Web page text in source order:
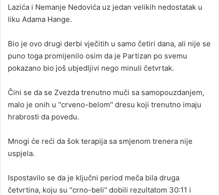
Lazića i Nemanje Nedovića uz jedan velikih nedostatak u
liku Adama Hange.
Bio je ovo drugi derbi vječitih u samo četiri dana, ali nije se
puno toga promijenilo osim da je Partizan po svemu
pokazano bio još ubjedljivi nego minuli četvrtak.
Čini se da se Zvezda trenutno muči sa samopouzdanjem,
malo je onih u ''crveno-belom'' dresu koji trenutno imaju
hrabrosti da povedu.
Mnogi će reći da šok terapija sa smjenom trenera nije
uspjela.
Ispostavilo se da je ključni period meča bila druga
četvrtina, koju su ''crno-beli'' dobili rezultatom 30:11 i